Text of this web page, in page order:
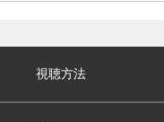
視聴方法